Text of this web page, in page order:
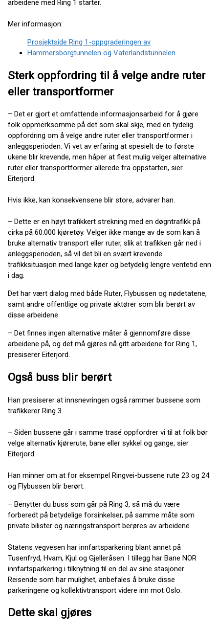
arbeidene med Ring 1 starter.
Mer informasjon:
Prosjektside Ring 1-oppgraderingen av
Hammersborgtunnelen og Vaterlandstunnelen
Sterk oppfordring til å velge andre ruter
eller transportformer
– Det er gjort et omfattende informasjonsarbeid for å gjøre
folk oppmerksomme på det som skal skje, med en tydelig
oppfordring om å velge andre ruter eller transportformer i
anleggsperioden. Vi vet av erfaring at spesielt de to første
ukene blir krevende, men håper at flest mulig velger alternative
ruter eller transportformer allerede fra oppstarten, sier
Eiterjord.
Hvis ikke, kan konsekvensene blir store, advarer han.
– Dette er en høyt trafikkert strekning med en døgntrafikk på
cirka på 60.000 kjøretøy. Velger ikke mange av de som kan å
bruke alternativ transport eller ruter, slik at trafikken går ned i
anleggsperioden, så vil det bli en svært krevende
trafikksituasjon med lange køer og betydelig lengre ventetid enn
i dag.
Det har vært dialog med både Ruter, Flybussen og nødetatene,
samt andre offentlige og private aktører som blir berørt av
disse arbeidene.
– Det finnes ingen alternative måter å gjennomføre disse
arbeidene på, og det må gjøres nå gitt arbeidene for Ring 1,
presiserer Eiterjord.
Også buss blir berørt
Han presiserer at innsnevringen også rammer bussene som
trafikkerer Ring 3.
– Siden bussene går i samme trasé oppfordrer vi til at folk bør
velge alternativ kjørerute, bane eller sykkel og gange, sier
Eiterjord.
Han minner om at for eksempel Ringvei-bussene rute 23 og 24
og Flybussen blir berørt.
– Benytter du buss som går på Ring 3, så må du være
forberedt på betydelige forsinkelser, på samme måte som
private bilister og næringstransport berøres av arbeidene.
Statens vegvesen har innfartsparkering blant annet på
Tusenfryd, Hvam, Kjul og Gjelleråsen. I tillegg har Bane NOR
innfartsparkering i tilknytning til en del av sine stasjoner.
Reisende som har mulighet, anbefales å bruke disse
parkeringene og kollektivtransport videre inn mot Oslo.
Dette skal gjøres